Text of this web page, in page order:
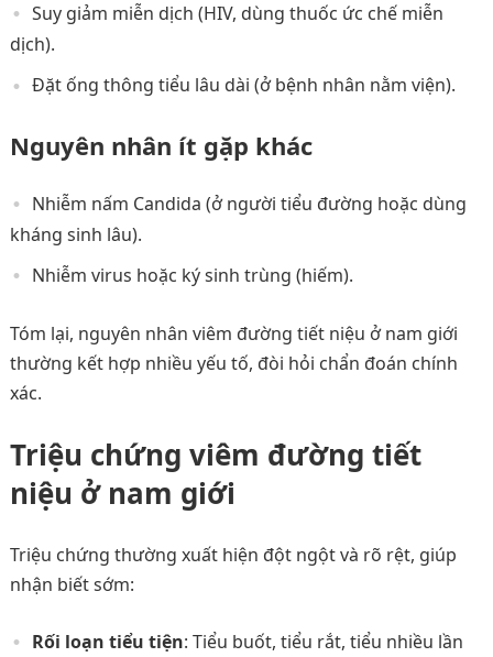
Suy giảm miễn dịch (HIV, dùng thuốc ức chế miễn
dịch).
Đặt ống thông tiểu lâu dài (ở bệnh nhân nằm viện).
Nguyên nhân ít gặp khác
Nhiễm nấm Candida (ở người tiểu đường hoặc dùng
kháng sinh lâu).
Nhiễm virus hoặc ký sinh trùng (hiếm).
Tóm lại, nguyên nhân viêm đường tiết niệu ở nam giới
thường kết hợp nhiều yếu tố, đòi hỏi chẩn đoán chính
xác.
Triệu chứng viêm đường tiết
niệu ở nam giới
Triệu chứng thường xuất hiện đột ngột và rõ rệt, giúp
nhận biết sớm:
Rối loạn tiểu tiện: Tiểu buốt, tiểu rắt, tiểu nhiều lần